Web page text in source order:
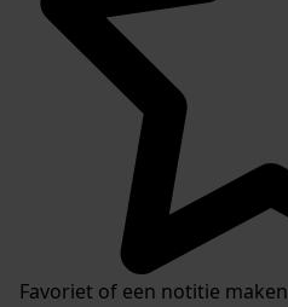
Favoriet of een notitie maken